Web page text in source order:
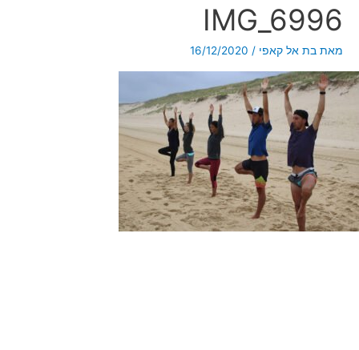
IMG_6996
מאת בת אל קאפי /
16/12/2020